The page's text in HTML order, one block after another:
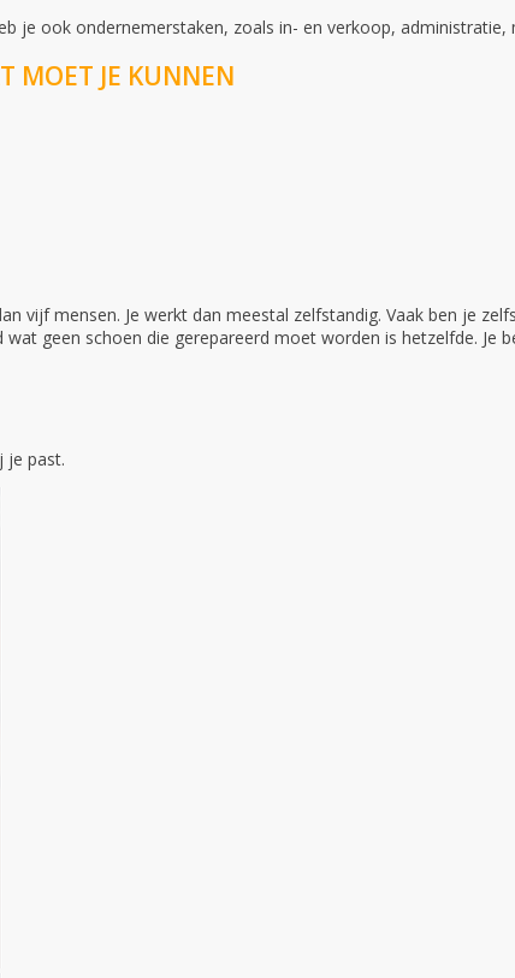
je ook ondernemerstaken, zoals in- en verkoop,
MOET JE KUNNEN
vijf mensen. Je werkt dan meestal zelfstandig. Vaak ben je
geen schoen die gerepareerd moet worden is hetzelfde. Je
je past.